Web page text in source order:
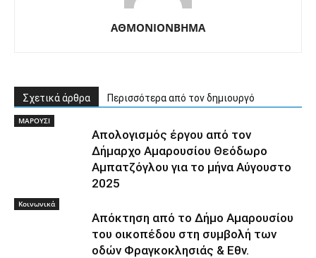
ΑΘΜΟΝΙΟΝΒΗΜΑ
Σχετικά άρθρα Περισσότερα από τον δημιουργό
ΜΑΡΟΥΣΙ
Απολογισμός έργου από τον
Δήμαρχο Αμαρουσίου Θεόδωρο
Αμπατζόγλου για το μήνα Αύγουστο
2025
Κοινωνικά
Απόκτηση από το Δήμο Αμαρουσίου
του οικοπέδου στη συμβολή των
οδών Φραγκοκλησιάς & Εθν.